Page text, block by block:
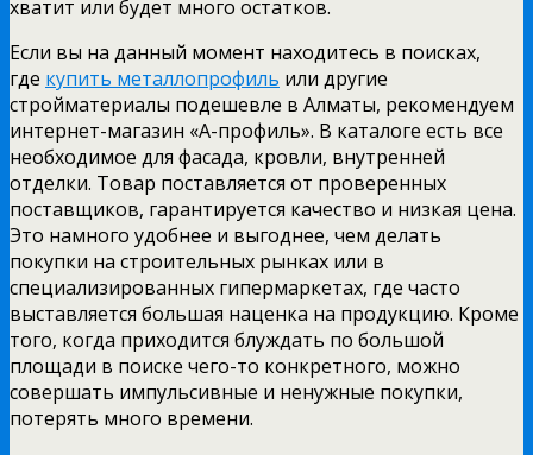
хватит или будет много остатков.
Если вы на данный момент находитесь в поисках,
где купить металлопрофиль или другие
стройматериалы подешевле в Алматы, рекомендуем
интернет-магазин «А-профиль». В каталоге есть все
необходимое для фасада, кровли, внутренней
отделки. Товар поставляется от проверенных
поставщиков, гарантируется качество и низкая цена.
Это намного удобнее и выгоднее, чем делать
покупки на строительных рынках или в
специализированных гипермаркетах, где часто
выставляется большая наценка на продукцию. Кроме
того, когда приходится блуждать по большой
площади в поиске чего-то конкретного, можно
совершать импульсивные и ненужные покупки,
потерять много времени.